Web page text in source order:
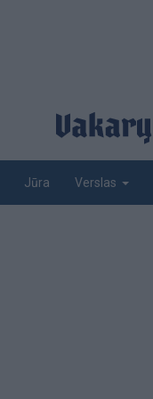
Jūra Verslas